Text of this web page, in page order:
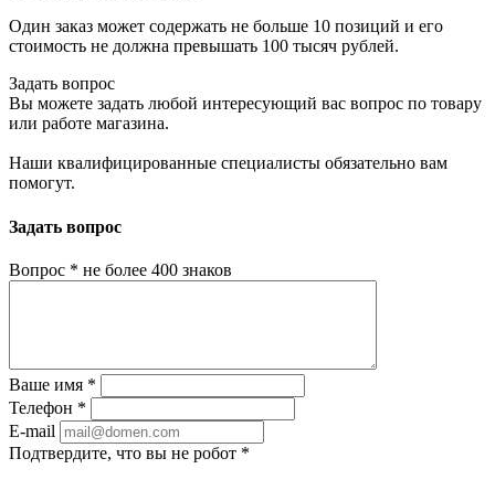
Один заказ может содержать не больше 10 позиций и его
стоимость не должна превышать 100 тысяч рублей.
Задать вопрос
Вы можете задать любой интересующий вас вопрос по товару
или работе магазина.
Наши квалифицированные специалисты обязательно вам
помогут.
Задать вопрос
Вопрос * не более 400 знаков
Ваше имя *
Телефон *
E-mail
Подтвердите, что вы не робот *